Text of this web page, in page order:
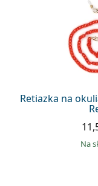
Retiazka na
na